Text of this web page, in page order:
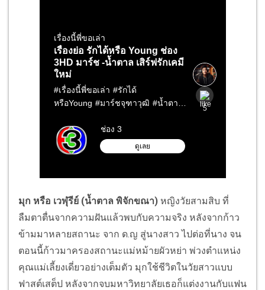
มุก หรือ เวฬุรีย์ (น้ำตาล พิจักขณา) หญิงวัยสามสิบ ที่
ลืมตาตื่นจากความฝันแล้วพบกับความจริง หลังจากก้าว
ข้ามมาหลายสถานะ จาก ด.ญ สู่นางสาว ไปต่อที่นาง จน
ตอนนี้ก้าวมาครองสถานะแม่หม้ายผัวหย่า พ่วงตำแหน่ง
คุณแม่เลี้ยงเดี่ยวอย่างเต็มตัว มุกใช้ชีวิตในวัยสาวแบบ
ฟาสต์เสต็ป หลังจากจบมหาวิทยาลัยเธอก็แต่งงานกับแฟน